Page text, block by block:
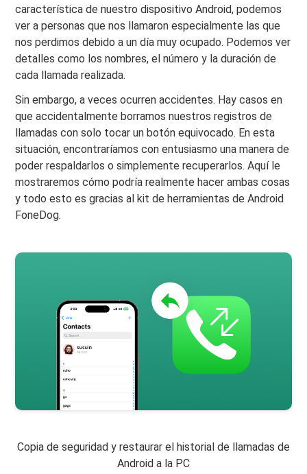
característica de nuestro dispositivo Android, podemos
ver a personas que nos llamaron especialmente las que
nos perdimos debido a un día muy ocupado. Podemos ver
detalles como los nombres, el número y la duración de
cada llamada realizada.
Sin embargo, a veces ocurren accidentes. Hay casos en
que accidentalmente borramos nuestros registros de
llamadas con solo tocar un botón equivocado. En esta
situación, encontraríamos con entusiasmo una manera de
poder respaldarlos o simplemente recuperarlos. Aquí le
mostraremos cómo podría realmente hacer ambas cosas
y todo esto es gracias al kit de herramientas de Android
FoneDog.
Copia de seguridad y restaurar el historial de llamadas de
Android a la PC